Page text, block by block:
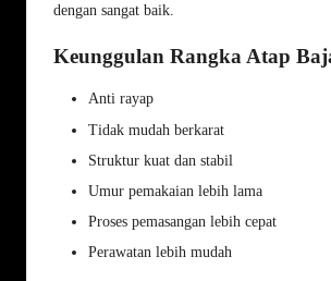
dengan sangat baik.
Keunggulan Rangka Atap
Anti rayap
Tidak mudah berkarat
Struktur kuat dan stabil
Umur pemakaian lebih lama
Proses pemasangan lebih cepat
Perawatan lebih mudah